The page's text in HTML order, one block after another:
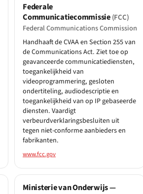
Federale
Communicatiecommissie(FCC)
Federal Communications Commission
Handhaaft de CVAA en Section 255 van
de Communications Act. Ziet toe op
geavanceerde communicatiediensten,
toegankelijkheid van
videoprogrammering, gesloten
ondertiteling, audiodescriptie en
toegankelijkheid van op IP gebaseerde
diensten. Vaardigt
verbeurdverklaringsbesluiten uit
tegen niet-conforme aanbieders en
fabrikanten.
www.fcc.gov
Ministerie van Onderwijs —